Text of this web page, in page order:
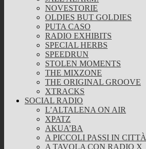
NOVESTORIE
OLDIES BUT GOLDIES
PUTA CASO
RADIO EXHIBITS
SPECIAL HERBS
SPEEDRUN
STOLEN MOMENTS
THE MIXZONE
THE ORIGINAL GROOVE
XTRACKS
SOCIAL RADIO
L’ALTALENA ON AIR
XPATZ
AKUA’BA
A PICCOLI PASSI IN CITTÀ
A TAVOLA CON RADIO X